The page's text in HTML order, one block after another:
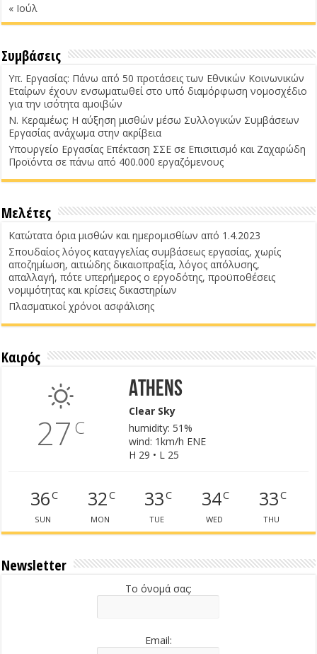
« Ιούλ
Συμβάσεις
Υπ. Εργασίας: Πάνω από 50 προτάσεις των Εθνικών Κοινωνικών
Εταίρων έχουν ενσωματωθεί στο υπό διαμόρφωση νομοσχέδιο
για την ισότητα αμοιβών
Ν. Κεραμέως: Η αύξηση μισθών μέσω Συλλογικών Συμβάσεων
Εργασίας ανάχωμα στην ακρίβεια
Υπουργείο Εργασίας Επέκταση ΣΣΕ σε Επισιτισμό και Ζαχαρώδη
Προϊόντα σε πάνω από 400.000 εργαζόμενους
Μελέτες
Κατώτατα όρια μισθών και ημερομισθίων από 1.4.2023
Σπουδαίος λόγος καταγγελίας συμβάσεως εργασίας, χωρίς
αποζημίωση, αιτιώδης δικαιοπραξία, λόγος απόλυσης,
απαλλαγή, πότε υπερήμερος ο εργοδότης, προϋποθέσεις
νομιμότητας και κρίσεις δικαστηρίων
Πλασματικοί χρόνοι ασφάλισης
Καιρός
27 C
Athens
Clear Sky
humidity: 51%
wind: 1km/h ENE
H 29 • L 25
36C
SUN
32C
MON
33C
TUE
34C
WED
33C
THU
Newsletter
Το όνομά σας:
Email: